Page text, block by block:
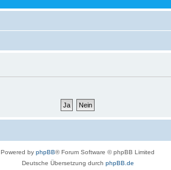
Powered by phpBB® Forum Software © phpBB Limited
Deutsche Übersetzung durch phpBB.de